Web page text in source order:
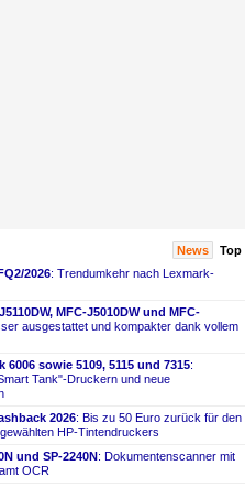
News
Top
2026: Trendumkehr nach Lexmark-
​J5110DW, MFC-​J5010DW und MFC-
ausgestattet und kompakter dank vollem
6006 sowie 5109, 5115 und 7315:
Tank"-​Druckern und neue
2026: Bis zu 50 Euro zurück für den
HP-​Tintendruckers
und SP-​2240N: Dokumentenscanner mit
OCR